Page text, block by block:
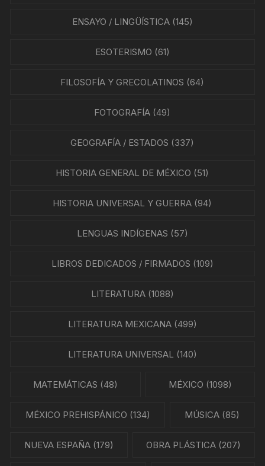
ENSAYO / LINGÜÍSTICA(145)
ESOTERISMO (61)
FILOSOFÍA Y GRECOLATINOS (64)
FOTOGRAFÍA (49)
GEOGRAFÍA / ESTADOS (337)
HISTORIA GENERAL DE MÉXICO (51)
HISTORIA UNIVERSAL Y GUERRA (94)
LENGUAS INDÍGENAS (57)
LIBROS DEDICADOS / FIRMADOS (109)
LITERATURA(1088)
LITERATURA MEXICANA(499)
LITERATURA UNIVERSAL (140)
MATEMÁTICAS (48) MÉXICO (1098)
MÉXICO PREHISPÁNICO (134) MÚSICA (85)
NUEVA ESPAÑA(179) OBRA PLÁSTICA (207)